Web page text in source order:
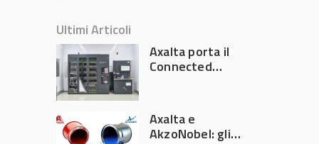
Ultimi Articoli
Axalta porta il
Connected
Automechanika
Frankfurt 2026
Axalta e
AkzoNobel: gli